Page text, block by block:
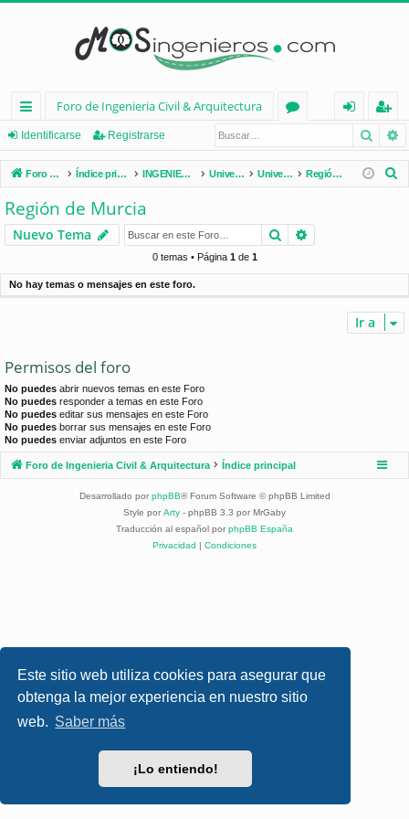
Este sitio web utiliza cookies para asegurar que
obtenga la mejor experiencia en nuestro sitio
web. Saber más
¡Lo entiendo!
nl
ac
es
rá
pi
d
Foro de Ingenieria Civil & Arquitectura
os
nt
ifi
e
eg
ist
ra
Identificarse Registrarse
Foro de Ingenieria Civil & Arquitectura Índice principal INGENIERÍA CIVIL (España) Universidades de España Universidades por Comunidades Región de Murcia
r
Región de Murcia
Nuevo Tema Buscar
0 temas • Página 1de 1
No hay temas o mensajes en este foro.
Ir a
Permisos del foro
No puedes abrir nuevos temas en este Foro
No puedes responder a temas en este Foro
No puedes editar sus mensajes en este Foro
No puedes borrar sus mensajes en este Foro
No puedes enviar adjuntos en este Foro
Foro de Ingenieria Civil & Arquitectura Índice principal
Desarrollado por phpBB® Forum Software © phpBB Limited
Style por Arty - phpBB 3.3 por MrGaby
Traducción al español por phpBB España
Privacidad | Condiciones